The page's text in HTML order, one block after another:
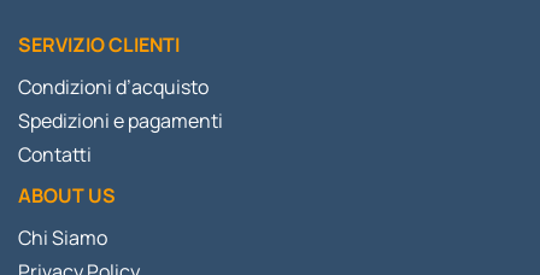
SERVIZIO CLIENTI
Condizioni d’acquisto
Spedizioni e pagamenti
Contatti
ABOUT US
Chi Siamo